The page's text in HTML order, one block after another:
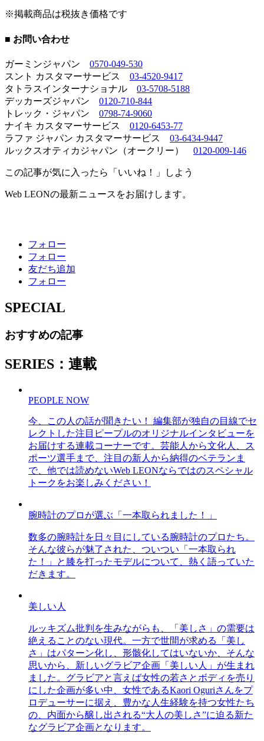
※掲載商品は税抜き価格です
■ お問い合わせ
ガーミンジャパン 0570-049-530
スント カスタマーサービス 03-4520-9417
タトラスインターナショナル 03-5708-5188
デッカーズジャパン 0120-710-844
トレック・ジャパン 0798-74-9060
ナイキ カスタマーサービス 0120-6453-77
ラファ ジャパン カスタマーサービス 03-6434-9447
ルックスオティカジャパン（オークリー） 0120-009-146
この記事が気に入ったら「いいね！」しよう
Web LEONの最新ニュースをお届けします。
フォロー
フォロー
友だち追加
フォロー
SPECIAL
おすすめの記事
SERIES：連載
PEOPLE NOW
今、この人の話が聞きたい！ 編集部が独自の目線でセ
レクトした注目ピープルのオリジナルインタビューを
お届けする連載コーナーです。芸能人から文化人、ス
ポーツ選手まで、注目の新人から納得のベテランま
で、他では読めないWeb LEONならではのスペシャル
トークをお楽しみください！
腕時計のプロが選ぶ「一本取られました！」
数多の腕時計を日々目にしている腕時計のプロたち。
そんな彼らが魅了された、ついつい「一本取られ
た！」と膝を打ったモデルについて、熱く語っていた
だきます。
美しい人
ルッキズム批判を生みながらも、「美しさ」の需要は
絶えることのない現代。一方で世間が求める「美し
さ」はパターン化し、形骸化してはいないか、そんな
思いから、新しいグラビア企画「美しい人」が生まれ
ました。グラビアと言えば女性の若さとボディを売り
にした企画が多い中、女性であるKaori Oguriさんをプ
ロデューサーに据え、豊かな人生経験を持つ女性たち
の、内面から醸し出される“大人の美しさ”に迫る新た
なグラビア企画となります。